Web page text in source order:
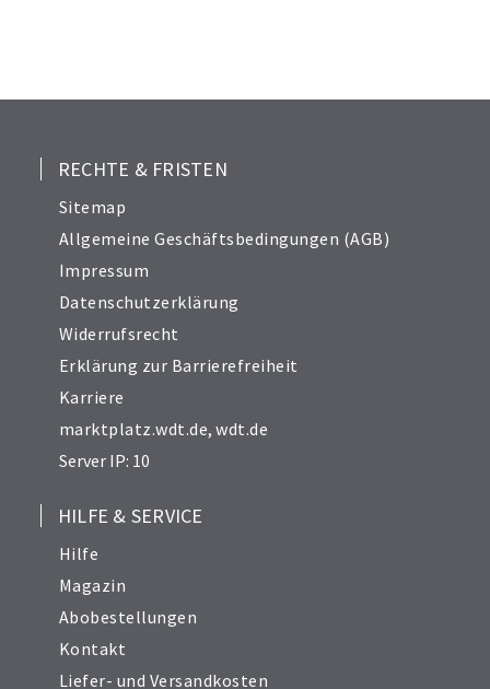
RECHTE & FRISTEN
Sitemap
Allgemeine Geschäftsbedingungen (AGB)
Impressum
Datenschutzerklärung
Widerrufsrecht
Erklärung zur Barrierefreiheit
Karriere
marktplatz.wdt.de,wdt.de
Server IP: 10
HILFE & SERVICE
Hilfe
Magazin
Abobestellungen
Kontakt
Liefer- und Versandkosten